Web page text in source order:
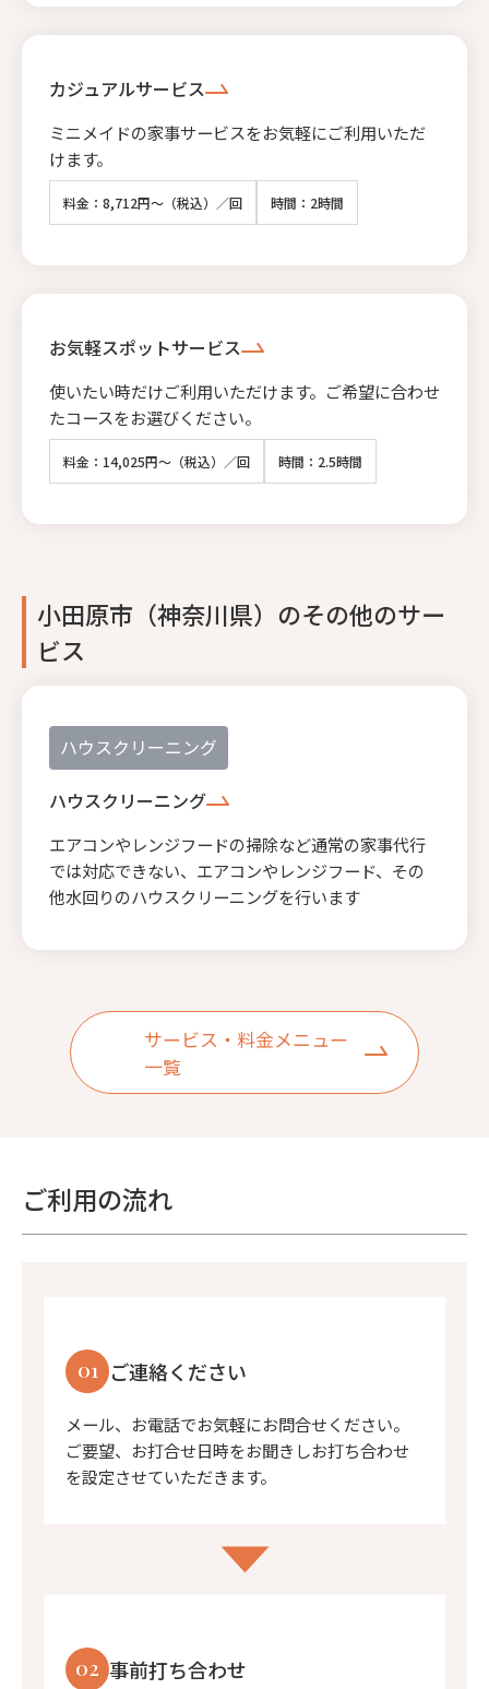
カジュアルサービス
ミニメイドの家事サービスをお気軽にご利用いただ
けます。
料金：8,712円～（税込）／回 時間：2時間
お気軽スポットサービス
使いたい時だけご利用いただけます。ご希望に合わせ
たコースをお選びください。
料金：14,025円～（税込）／回 時間：2.5時間
小田原市（神奈川県）のその他のサー
ビス
ハウスクリーニング
ハウスクリーニング
エアコンやレンジフードの掃除など通常の家事代行
では対応できない、エアコンやレンジフード、その
他水回りのハウスクリーニングを行います
サービス・料金メニュー
一覧
ご利用の流れ
01 ご連絡ください
メール、お電話でお気軽にお問合せください。
ご要望、お打合せ日時をお聞きしお打ち合わせ
を設定させていただきます。
02 事前打ち合わせ